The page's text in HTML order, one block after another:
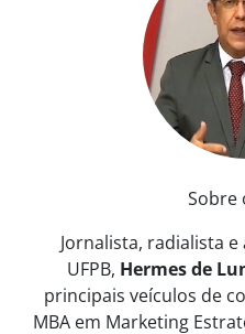
Sobre
Jornalista, radialista
UFPB, Hermes de
principais veículos de
MBA em Marketing